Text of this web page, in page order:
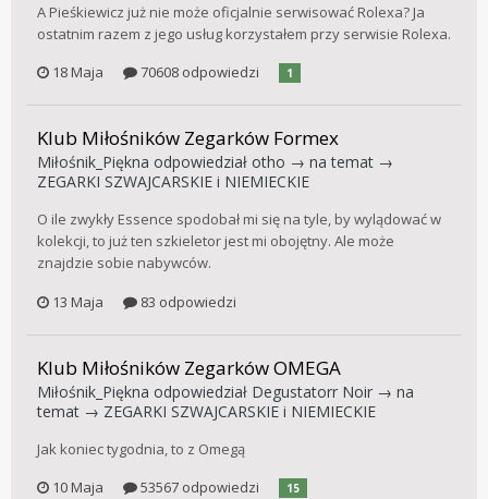
A Pieśkiewicz już nie może oficjalnie serwisować Rolexa? Ja
ostatnim razem z jego usług korzystałem przy serwisie Rolexa.
18 Maja
70608 odpowiedzi 1
Klub Miłośników Zegarków Formex
Miłośnik_Piękna odpowiedział otho → na temat →
ZEGARKI SZWAJCARSKIE i NIEMIECKIE
O ile zwykły Essence spodobał mi się na tyle, by wylądować w
kolekcji, to już ten szkieletor jest mi obojętny. Ale może
znajdzie sobie nabywców.
13 Maja
83 odpowiedzi
Klub Miłośników Zegarków OMEGA
Miłośnik_Piękna odpowiedział Degustatorr Noir → na
temat → ZEGARKI SZWAJCARSKIE i NIEMIECKIE
Jak koniec tygodnia, to z Omegą
10 Maja
53567 odpowiedzi 15